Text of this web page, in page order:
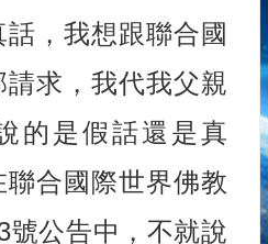
，我想跟聯合國
求，我代我父親
的是假話還是真
合國際世界佛教
號公告中，不就說